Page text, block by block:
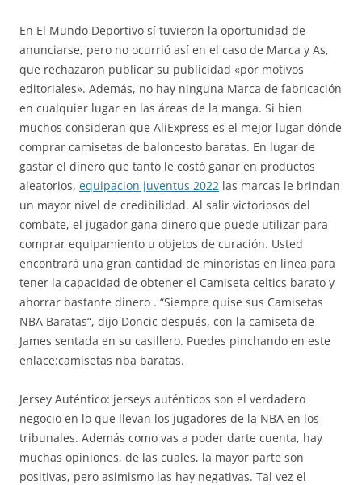
En El Mundo Deportivo sí tuvieron la oportunidad de
anunciarse, pero no ocurrió así en el caso de Marca y As,
que rechazaron publicar su publicidad «por motivos
editoriales». Además, no hay ninguna Marca de fabricación
en cualquier lugar en las áreas de la manga. Si bien
muchos consideran que AliExpress es el mejor lugar dónde
comprar camisetas de baloncesto baratas. En lugar de
gastar el dinero que tanto le costó ganar en productos
aleatorios, equipacion juventus 2022 las marcas le brindan
un mayor nivel de credibilidad. Al salir victoriosos del
combate, el jugador gana dinero que puede utilizar para
comprar equipamiento u objetos de curación. Usted
encontrará una gran cantidad de minoristas en línea para
tener la capacidad de obtener el Camiseta celtics barato y
ahorrar bastante dinero . “Siempre quise sus Camisetas
NBA Baratas“, dijo Doncic después, con la camiseta de
James sentada en su casillero. Puedes pinchando en este
enlace:camisetas nba baratas.
Jersey Auténtico: jerseys auténticos son el verdadero
negocio en lo que llevan los jugadores de la NBA en los
tribunales. Además como vas a poder darte cuenta, hay
muchas opiniones, de las cuales, la mayor parte son
positivas, pero asimismo las hay negativas. Tal vez el